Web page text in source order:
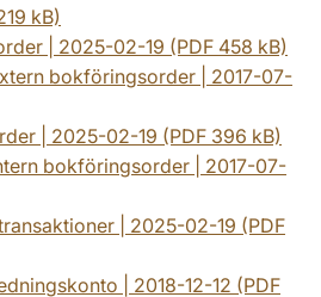
kB)
| 2025-02-19 (PDF 458 kB)
bokföringsorder | 2017-07-
| 2025-02-19 (PDF 396 kB)
bokföringsorder | 2017-07-
| 2025-02-19 (PDF
| 2018-12-12 (PDF